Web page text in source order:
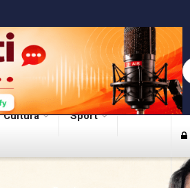
Cultura Sport